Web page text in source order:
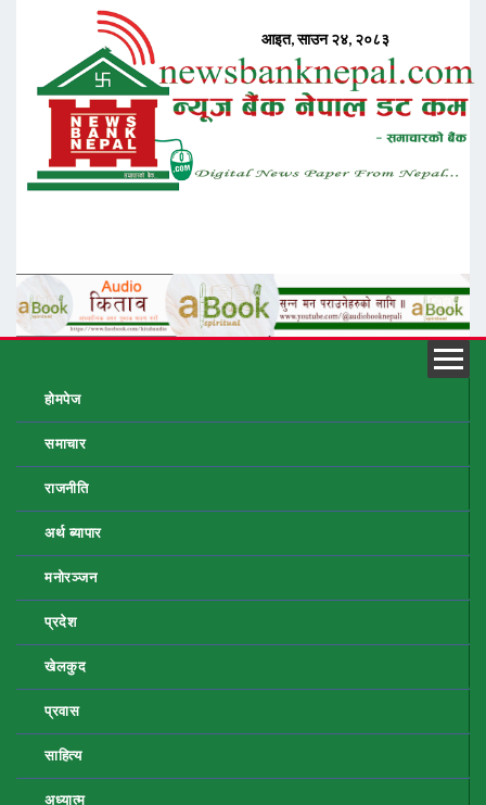
होमपेज
समाचार
राजनीति
अर्थ ब्यापार
मनोरञ्जन
प्रदेश
खेलकुद
प्रवास
साहित्य
अध्यात्म